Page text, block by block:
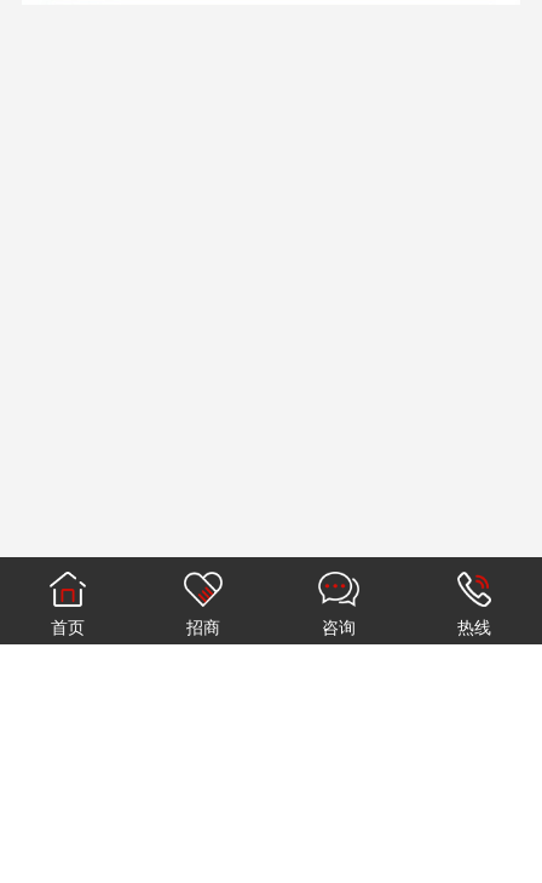
首页 招商 咨询 热线